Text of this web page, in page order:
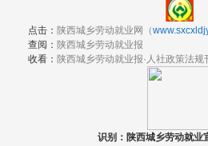
点击： 陕西城乡劳动就业网（
查阅： 陕西城乡劳动就业报
收看： 陕西城乡劳动就业报·人社政策法规
识别：陕西城乡劳动就业